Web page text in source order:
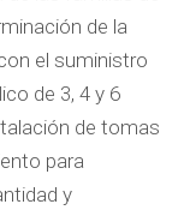
de la
el suministro
de 3, 4 y 6
de tomas
para
y